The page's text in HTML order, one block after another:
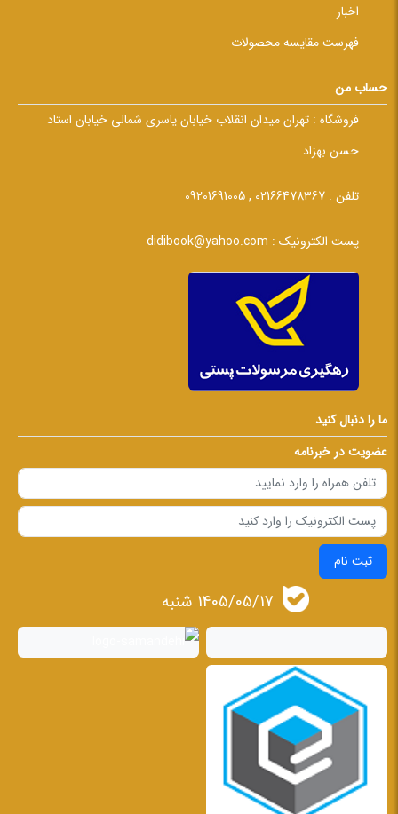
اخبار
فهرست مقایسه محصولات
حساب من
فروشگاه : تهران میدان انقلاب خیابان یاسری شمالی خیابان استاد
حسن بهزاد
تلفن : 02166478367 , 09201691005
پست الکترونیک : didibook@yahoo.com
ما را دنبال کنید
عضویت در خبرنامه
ثبت نام
1405/05/17 شنبه